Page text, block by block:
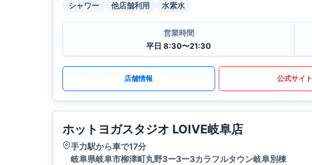
シャワー
他店舗利用 水素水
営業時間
平日 8:30〜21:30
店舗情報 公式サイト
ホットヨガスタジオ LOIVE岐阜店
手力駅から車で17分
岐阜県岐阜市柳津町丸野3ー3ー3カラフルタウン岐阜別棟